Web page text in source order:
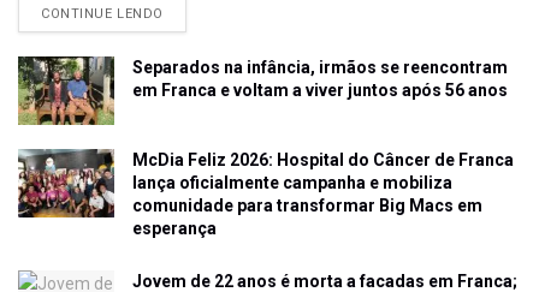
CONTINUE LENDO
Separados na infância, irmãos se reencontram
em Franca e voltam a viver juntos após 56 anos
McDia Feliz 2026: Hospital do Câncer de Franca
lança oficialmente campanha e mobiliza
comunidade para transformar Big Macs em
esperança
Jovem de 22 anos é morta a facadas em Franca;